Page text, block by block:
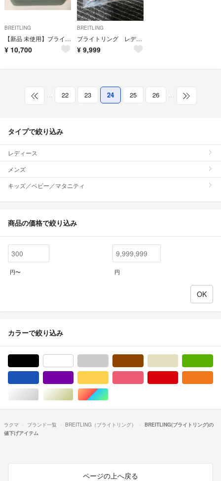
BREITLING
【新品 未使用】ブライトリング 時計ケース
¥ 10,700
BREITLING
ブライトリング レディース バンド
¥ 9,999
… 22 23 24 25 26 …
タイプで絞り込み
レディース
メンズ
キッズ／ベビー／マタニティ
商品の価格で絞り込み
円〜 円
カラーで絞り込み
シルバー/銀色系ゴールド/金色系マルチカラー
ラクマ ブランド一覧 BREITLING（ブライトリング）
BREITLING(ブライトリング)の
値下げアイテム
ページの上へ戻る